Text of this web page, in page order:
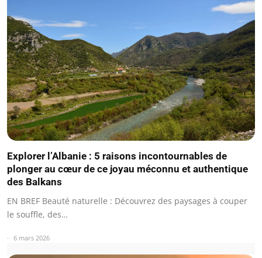
Explorer l’Albanie : 5 raisons incontournables de
plonger au cœur de ce joyau méconnu et authentique
des Balkans
EN BREF Beauté naturelle : Découvrez des paysages à couper
le souffle, des…
6 mars 2026